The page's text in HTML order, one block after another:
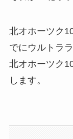
北オホーツク
でにウルトラ
北オホーツク
します。